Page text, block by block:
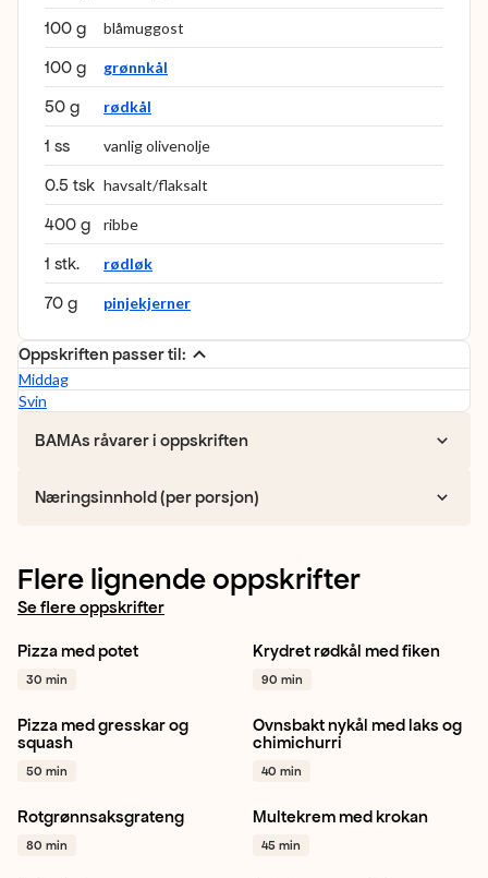
100 g blåmuggost
100 g grønnkål
50 g rødkål
1 ss vanlig olivenolje
0.5 tsk havsalt/flaksalt
400 g ribbe
1 stk. rødløk
70 g pinjekjerner
Oppskriften passer til:
Middag
Svin
BAMAs råvarer i oppskriften
Næringsinnhold (per porsjon)
Flere lignende oppskrifter
Se flere oppskrifter
Hvitløk
Potet
Pinjekjerner
Pizza med potet
30 min
Rødkål Fiken Rips + 1
Krydret rødkål med fiken
90 min
Gresskar
Hvitløk
Pizza med gresskar og
squash
50 min
Norsk
Sommerkål
Ovnsbakt nykål med laks og
chimichurri
40 min
Gulrot Sellerirot
Kålrot
+ 1
Rotgrønnsaksgrateng
80 min
Multer Mandler
Dessert
+ 1
Multekrem med krokan
45 min